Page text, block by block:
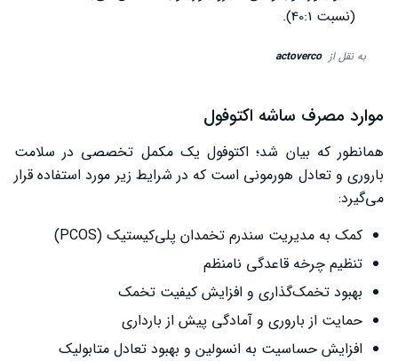
(نسبت 40:1).
به نقل از actoverco
موارد مصرف ساشه اکتوفول
همانطور که بیان شد؛ اکتوفول یک مکمل تخصصی در سلامت
باروری و تعادل هورمونی است که در شرایط زیر مورد استفاده قرار
می‌گیرد:
کمک به مدیریت سندرم تخمدان پلی‌کیستیک (PCOS)
تنظیم چرخه قاعدگی نامنظم
بهبود تخمک‌گذاری و افزایش کیفیت تخمک
حمایت از باروری و آمادگی پیش از بارداری
افزایش حساسیت به انسولین و بهبود تعادل متابولیک